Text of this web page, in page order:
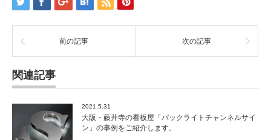
前の記事 次の記事
関連記事
2021.5.31
大阪・藤井寺の看板屋「バックライトチャンネルサイ
ン」の事例をご紹介します。